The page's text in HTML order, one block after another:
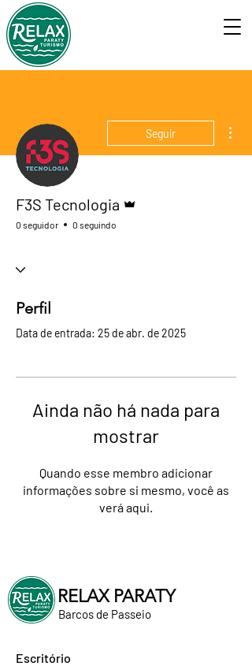
Seguir
F3S Tecnologia
0 seguidor 0 seguindo
Perfil
Data de entrada: 25 de abr. de 2025
Ainda não há nada para
mostrar
Quando esse membro adicionar
informações sobre si mesmo, você as
verá aqui.
RELAX PARATY
Barcos de Passeio
Escritório